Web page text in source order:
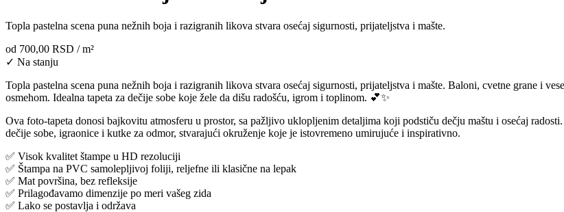
Topla pastelna scena puna nežnih boja i razigranih likova stvara osećaj sigurnosti, prijateljstva i mašte.
od 700,00 RSD / m²
✓ Na stanju
Topla pastelna scena puna nežnih boja i razigranih likova stvara osećaj sigurnosti, prijateljstva i mašte. Baloni, cvetne grane i
osmehom. Idealna tapeta za dečije sobe koje žele da dišu radošću, igrom i toplinom. 💕✨
Ova foto-tapeta donosi bajkovitu atmosferu u prostor, sa pažljivo uklopljenim detaljima koji podstiču dečju maštu i osećaj
dečije sobe, igraonice i kutke za odmor, stvarajući okruženje koje je istovremeno umirujuće i inspirativno.
✅ Visok kvalitet štampe u HD rezoluciji
✅ Štampa na PVC samolepljivoj foliji, reljefne ili klasične na lepak
✅ Mat površina, bez refleksije
✅ Prilagođavamo dimenzije po meri vašeg zida
✅ Lako se postavlja i održava